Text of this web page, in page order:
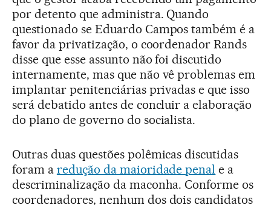
por detento que administra. Quando
questionado se Eduardo Campos também é a
favor da privatização, o coordenador Rands
disse que esse assunto não foi discutido
internamente, mas que não vê problemas em
implantar penitenciárias privadas e que isso
será debatido antes de concluir a elaboração
do plano de governo do socialista.
Outras duas questões polêmicas discutidas
foram a redução da maioridade penal e a
descriminalização da maconha. Conforme os
coordenadores, nenhum dos dois candidatos